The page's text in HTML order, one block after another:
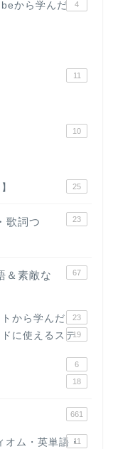
から学んだ 4
11
10
25
歌詞つ
23
＆素敵な
67
から学んだ 23
に使えるステ19
6
18
661
オム・英単語・
11